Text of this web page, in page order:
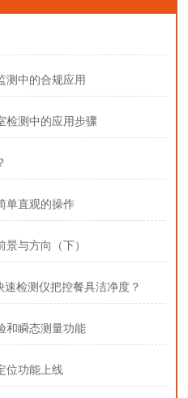
测中的合规应用
检测中的应用步骤
单直观的操作
与方向（下）
检测仪把控餐具洁净度？
和瞬态测量功能
位功能上线